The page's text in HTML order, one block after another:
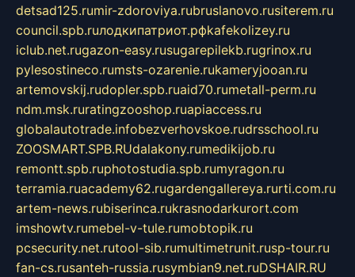
detsad125.rumir-zdoroviya.rubruslanovo.rusiterem.ru
council.spb.ruлодкипатриот.рфkafekolizey.ru
iclub.net.rugazon-easy.rusugarepilekb.rugrinox.ru
pylesostineco.rumsts-ozarenie.rukameryjooan.ru
artemovskij.rudopler.spb.ruaid70.rumetall-perm.ru
ndm.msk.ruratingzooshop.ruapiaccess.ru
globalautotrade.infobezverhovskoe.rudrsschool.ru
ZOOSMART.SPB.RUdalakony.rumedikijob.ru
remontt.spb.ruphotostudia.spb.rumyragon.ru
terramia.ruacademy62.rugardengallereya.rurti.com.ru
artem-news.rubiserinca.rukrasnodarkurort.com
imshowtv.rumebel-v-tule.rumobtopik.ru
pcsecurity.net.rutool-sib.rumultimetrunit.rusp-tour.ru
fan-cs.rusanteh-russia.rusymbian9.net.ruDSHAIR.RU